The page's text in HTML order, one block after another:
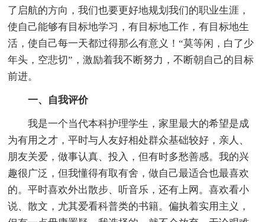
了启航的方向，我们也要更好地规划我们的职业生涯，
使自己能够有目标地学习，有目标地工作，有目标地生
活，使自己每一天都过得那么有意义！“莫等闲，白了少
年头，空悲切”，激励着我不断努力，不断朝自己的目标
前进。
一、自我评价
我是一个当代本科护理学生，家里最大的希望是成
为有用之才，平时与人友好相处群众基础较好，亲人、
朋友关爱，做事认真、投入，但有时多愁善感。我的兴
趣很广泛，但我懂得有取有舍，做自己最适合也最喜欢
的。平时喜欢外出散步、听音乐，还有上网。喜欢看小
说、散文，尤其爱看科普类的书籍。偏执着实用主义，